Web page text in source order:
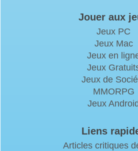
Jouer aux
Jeux PC
Jeux Mac
Jeux en
Jeux
Jeux de
MMORPG
Jeux Android
Liens
Articles critiques